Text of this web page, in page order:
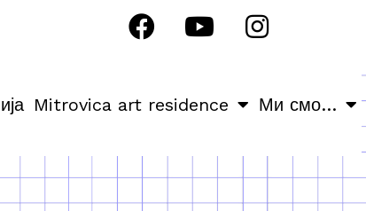
Mitrovica art residence Ми смо…